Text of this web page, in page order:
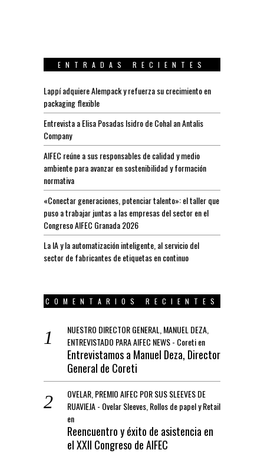
ENTRADAS RECIENTES
Lappí adquiere Alempack y refuerza su crecimiento en
packaging flexible
Entrevista a Elisa Posadas Isidro de Cohal an Antalis
Company
AIFEC reúne a sus responsables de calidad y medio
ambiente para avanzar en sostenibilidad y formación
normativa
«Conectar generaciones, potenciar talento»: el taller que
puso a trabajar juntas a las empresas del sector en el
Congreso AIFEC Granada 2026
La IA y la automatización inteligente, al servicio del
sector de fabricantes de etiquetas en continuo
COMENTARIOS RECIENTES
NUESTRO DIRECTOR GENERAL, MANUEL DEZA,
ENTREVISTADO PARA AIFEC NEWS - Coretien
Entrevistamos a Manuel Deza, Director
General de Coreti
OVELAR, PREMIO AIFEC POR SUS SLEEVES DE
RUAVIEJA - Ovelar Sleeves, Rollos de papel y Retail
en
Reencuentro y éxito de asistencia en
el XXII Congreso de AIFEC